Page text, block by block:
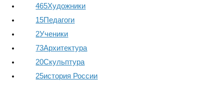
465Художники
15Педагоги
2Ученики
73Архитектура
20Скульптура
25история России